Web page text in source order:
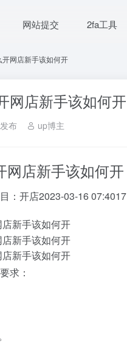
网站提交 2fa工具
网店新手该如何开
网店新手该如何开
布 up博主
网店新手该如何开
： 开店2023-03-16 07:4017
求：